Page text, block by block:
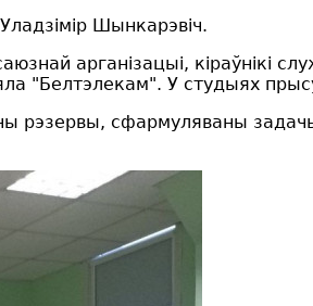
Шынкарэвіч.
арганізацыі, кіраўнікі
"Белтэлекам". У студыях
рэзервы, сфармуляваны